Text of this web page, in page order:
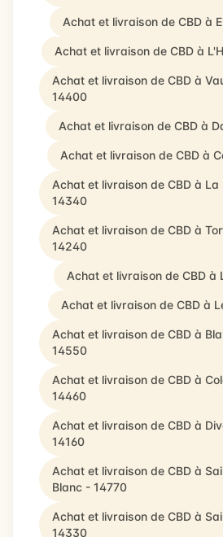
Achat et livraison de CBD à
Achat et livraison de CBD à
Achat et livraison de CBD à
14400
Achat et livraison de CBD à
Achat et livraison de CBD à
Achat et livraison de CBD à La
14340
Achat et livraison de CBD à
14240
Achat et livraison de CBD à
Achat et livraison de CBD à
Achat et livraison de CBD à
14550
Achat et livraison de CBD à
14460
Achat et livraison de CBD à
14160
Achat et livraison de CBD à
Blanc - 14770
Achat et livraison de CBD à
14330